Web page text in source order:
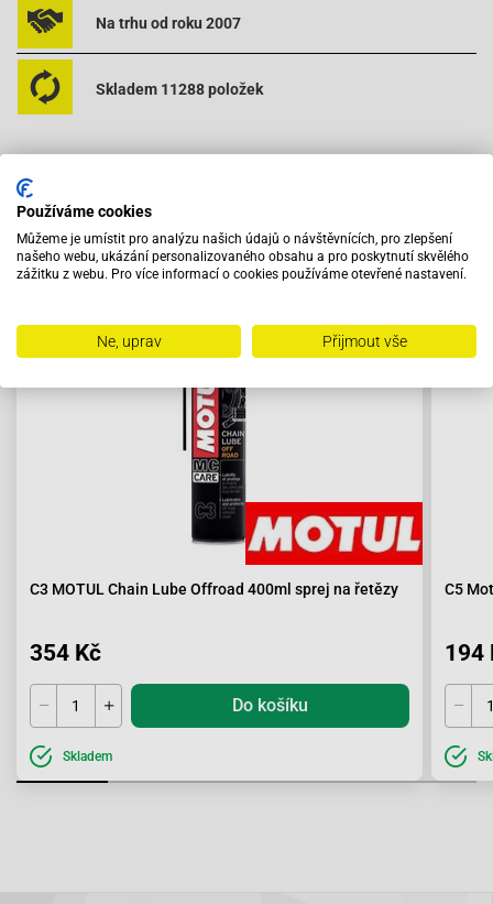
Na trhu od roku 2007
Skladem 11288 položek
Doporučujeme zakoupit s výrobkem
C3 MOTUL Chain Lube Offroad 400ml sprej na řetězy
354 Kč
Do košíku
Skladem
C5
194
Používáme cookies
Můžeme je umístit pro analýzu našich údajů o návštěvnících, pro zlepšení
našeho webu, ukázání personalizovaného obsahu a pro poskytnutí skvělého
zážitku z webu. Pro více informací o cookies používáme otevřené nastavení.
Ne, uprav Přijmout vše